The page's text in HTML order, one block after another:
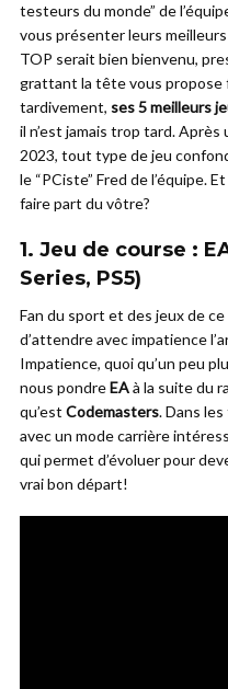
testeurs du monde” de
vous présenter leurs
TOP serait bien bienvenu,
grattant la tête vous propose
tardivement, ses 5 meilleurs
il n’est jamais trop tard.
2023, tout type de jeu
le “PCiste” Fred de l’équipe.
faire part du vôtre?
1. Jeu de course :
Series, PS5)
Fan du sport et des jeux de
d’attendre avec impatience
Impatience, quoi qu’un peu
nous pondreEAà la suite du
qu’est Codemasters. Dans
avec un mode carrière
qui permet d’évoluer pour
vrai bon départ!